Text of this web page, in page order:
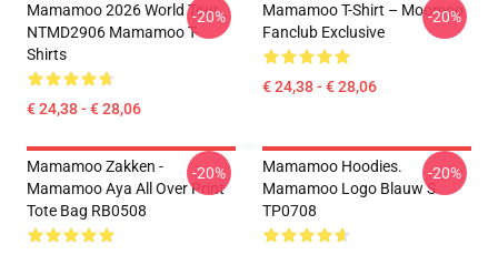
Mamamoo 2026 World Tour
NTMD2906 Mamamoo T-
Shirts
€ 24,38 - € 28,06
-20%
Mamamoo T-Shirt – Moomoo
Fanclub Exclusive
€ 24,38 - € 28,06
-20%
Mamamoo Zakken -
Mamamoo Aya All Over Print
Tote Bag RB0508
-20%
Mamamoo Hoodies.
Mamamoo Logo Blauw S
TP0708
-20%